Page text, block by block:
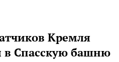
Кремля
в Спасскую башню